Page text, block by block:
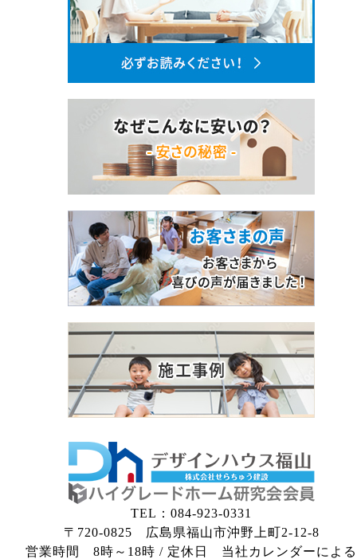
TEL：084-923-0331
〒720-0825 広島県福山市沖野上町2-12-8
営業時間 8時～18時 / 定休日 当社カレンダーによる